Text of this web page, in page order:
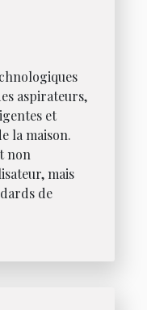
les
?
aspirateurs,
et
la maison.
non
mais
de